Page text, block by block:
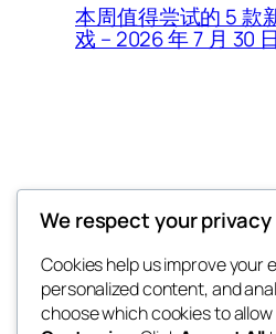
本周值得尝试的 5 款
戏 – 2026 年 7 月 30 日
Thunder Feeds
你最喜欢的电子游戏和
We respect your privacy
Cookies help us improve your
personalized content, and
choose which cookies to